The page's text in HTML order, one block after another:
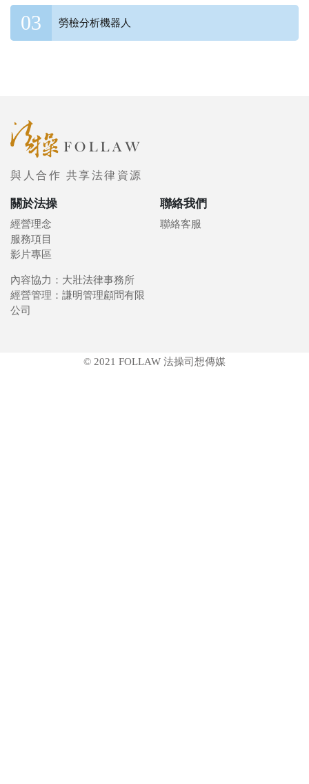
勞檢分析機器人
與人合作 共享法律資源
關於法操
經營理念
服務項目
影片專區
聯絡我們
聯絡客服
內容協力：大壯法律事務所
經營管理：謙明管理顧問有限
公司
© 2021 FOLLAW 法操司想傳媒